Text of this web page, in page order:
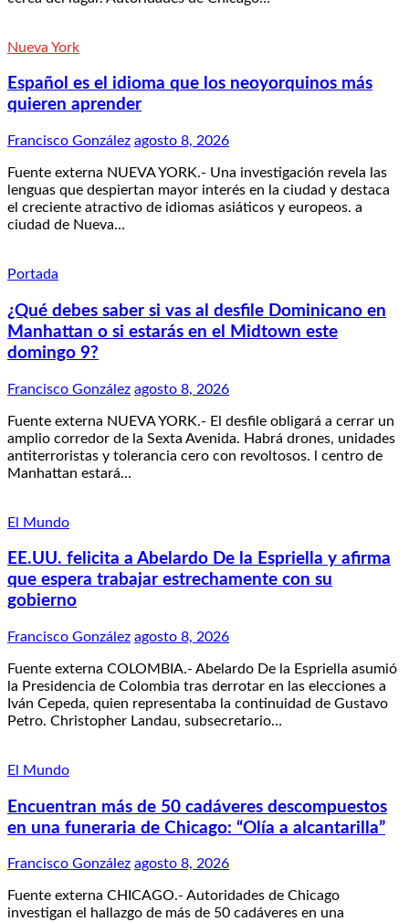
Nueva York
Español es el idioma que los neoyorquinos más
quieren aprender
Francisco González agosto 8, 2026
Fuente externa NUEVA YORK.- Una investigación revela las
lenguas que despiertan mayor interés en la ciudad y destaca
el creciente atractivo de idiomas asiáticos y europeos. a
ciudad de Nueva…
Portada
¿Qué debes saber si vas al desfile Dominicano en
Manhattan o si estarás en el Midtown este
domingo 9?
Francisco González agosto 8, 2026
Fuente externa NUEVA YORK.- El desfile obligará a cerrar un
amplio corredor de la Sexta Avenida. Habrá drones, unidades
antiterroristas y tolerancia cero con revoltosos. l centro de
Manhattan estará…
El Mundo
EE.UU. felicita a Abelardo De la Espriella y afirma
que espera trabajar estrechamente con su
gobierno
Francisco González agosto 8, 2026
Fuente externa COLOMBIA.- Abelardo De la Espriella asumió
la Presidencia de Colombia tras derrotar en las elecciones a
Iván Cepeda, quien representaba la continuidad de Gustavo
Petro. Christopher Landau, subsecretario…
El Mundo
Encuentran más de 50 cadáveres descompuestos
en una funeraria de Chicago: “Olía a alcantarilla”
Francisco González agosto 8, 2026
Fuente externa CHICAGO.- Autoridades de Chicago
investigan el hallazgo de más de 50 cadáveres en una